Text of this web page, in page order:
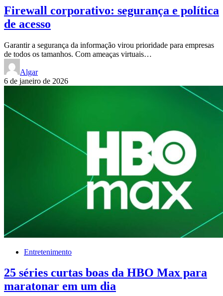
Firewall corporativo: segurança e política
de acesso
Garantir a segurança da informação virou prioridade para empresas
de todos os tamanhos. Com ameaças virtuais…
Algar
6 de janeiro de 2026
Entretenimento
25 séries curtas boas da HBO Max para
maratonar em um dia